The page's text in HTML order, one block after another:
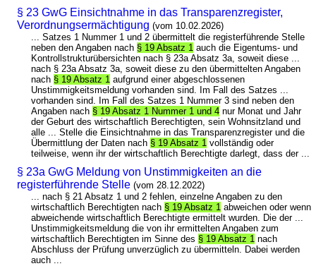
§ 23 GwG Einsichtnahme in das Transparenzregister,
Verordnungsermächtigung (vom 10.02.2026)
... Satzes 1 Nummer 1 und 2 übermittelt die registerführende Stelle
neben den Angaben nach § 19 Absatz 1 auch die Eigentums- und
Kontrollstrukturübersichten nach § 23a Absatz 3a, soweit diese ...
nach § 23a Absatz 3a, soweit diese zu den übermittelten Angaben
nach § 19 Absatz 1 aufgrund einer abgeschlossenen
Unstimmigkeitsmeldung vorhanden sind. Im Fall des Satzes ...
vorhanden sind. Im Fall des Satzes 1 Nummer 3 sind neben den
Angaben nach § 19 Absatz 1 Nummer 1 und 4 nur Monat und Jahr
der Geburt des wirtschaftlich Berechtigten, sein Wohnsitzland und
alle ... Stelle die Einsichtnahme in das Transparenzregister und die
Übermittlung der Daten nach § 19 Absatz 1 vollständig oder
teilweise, wenn ihr der wirtschaftlich Berechtigte darlegt, dass der ...
§ 23a GwG Meldung von Unstimmigkeiten an die
registerführende Stelle (vom 28.12.2022)
... nach § 21 Absatz 1 und 2 fehlen, einzelne Angaben zu den
wirtschaftlich Berechtigten nach § 19 Absatz 1 abweichen oder wenn
abweichende wirtschaftlich Berechtigte ermittelt wurden. Die der ...
Unstimmigkeitsmeldung die von ihr ermittelten Angaben zum
wirtschaftlich Berechtigten im Sinne des § 19 Absatz 1 nach
Abschluss der Prüfung unverzüglich zu übermitteln. Dabei werden
auch ...